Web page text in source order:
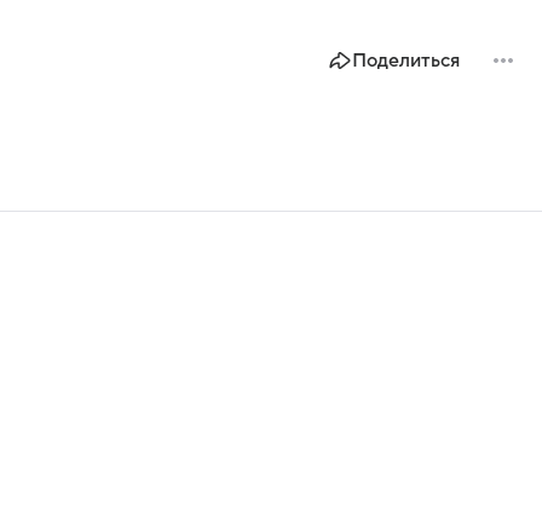
Поделиться